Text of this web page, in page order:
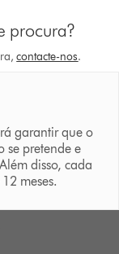
procura?
contacte-nos.
garantir que o
se pretende e
disso, cada
meses.